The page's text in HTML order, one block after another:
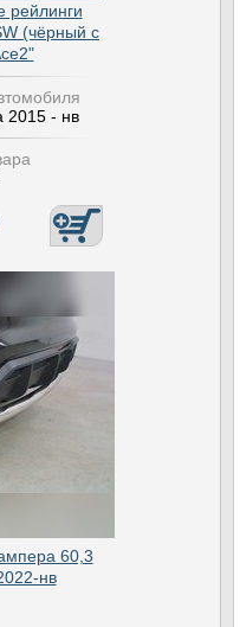
рейлинги
(чёрный с
2015 - нв
60,3
нв